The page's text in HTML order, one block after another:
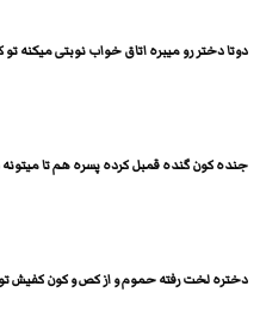
دوتا دختر رو میبره اتاق خواب نوبتی میکنه
جنده کون گنده قمبل کرده پسره هم تا میتونه
دختره لخت رفته حموم و از کص و کون کفیش